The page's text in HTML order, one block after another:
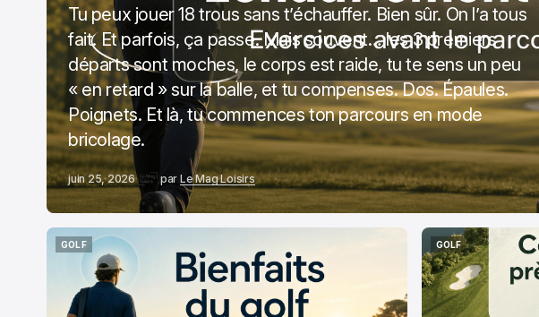
Tu peux jouer 18 trous sans t’échauffer. Bien sûr. On l’a tous
fait. Et parfois, ça passe. Mais souvent… les 3 premiers
départs sont moches, le corps est raide, tu te sens un peu
« en retard » sur la balle, et tu compenses. Dos. Épaules.
Poignets. Et là, tu commences ton parcours en mode
bricolage.
juin 25, 2026 par Le Mag Loisirs
GOLF
GOLF
GOLF
GOLF